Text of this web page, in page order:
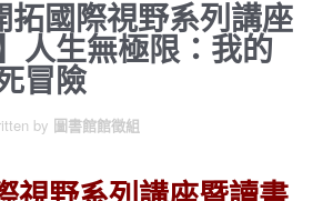
拓國際視野系列講座
人生無極限：我的
冒險
by 圖書館館徵組